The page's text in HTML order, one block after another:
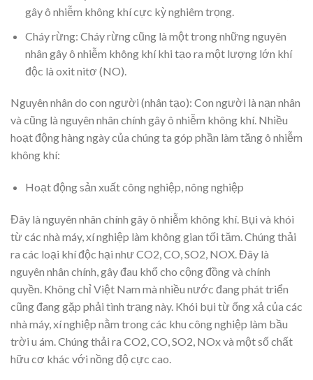
gây ô nhiễm không khí cực kỳ nghiêm trọng.
Cháy rừng: Cháy rừng cũng là một trong những nguyên
nhân gây ô nhiễm không khí khi tạo ra một lượng lớn khí
độc là oxit nitơ (NO).
Nguyên nhân do con người (nhân tạo): Con người là nạn nhân
và cũng là nguyên nhân chính gây ô nhiễm không khí. Nhiều
hoạt động hàng ngày của chúng ta góp phần làm tăng ô nhiễm
không khí:
Hoạt động sản xuất công nghiệp, nông nghiệp
Đây là nguyên nhân chính gây ô nhiễm không khí. Bụi và khói
từ các nhà máy, xí nghiệp làm không gian tối tăm. Chúng thải
ra các loại khí độc hại như CO2, CO, SO2, NOX. Đây là
nguyên nhân chính, gây đau khổ cho cộng đồng và chính
quyền. Không chỉ Việt Nam mà nhiều nước đang phát triển
cũng đang gặp phải tình trạng này. Khói bụi từ ống xả của các
nhà máy, xí nghiệp nằm trong các khu công nghiệp làm bầu
trời u ám. Chúng thải ra CO2, CO, SO2, NOx và một số chất
hữu cơ khác với nồng độ cực cao.